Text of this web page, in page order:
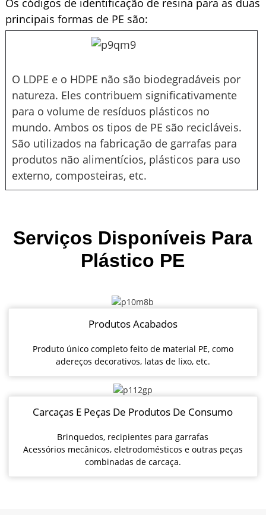
Os códigos de identificação de resina para as duas
principais formas de PE são:
O LDPE e o HDPE não são biodegradáveis ​​por
natureza. Eles contribuem significativamente
para o volume de resíduos plásticos no
mundo. Ambos os tipos de PE são recicláveis.
São utilizados na fabricação de garrafas para
produtos não alimentícios, plásticos para uso
externo, composteiras, etc.
Serviços Disponíveis Para
Plástico PE
Produtos Acabados
Produto único completo feito de material PE, como
adereços decorativos, latas de lixo, etc.
Carcaças E Peças De Produtos De Consumo
Brinquedos, recipientes para garrafas
Acessórios mecânicos, eletrodomésticos e outras peças
combinadas de carcaça.